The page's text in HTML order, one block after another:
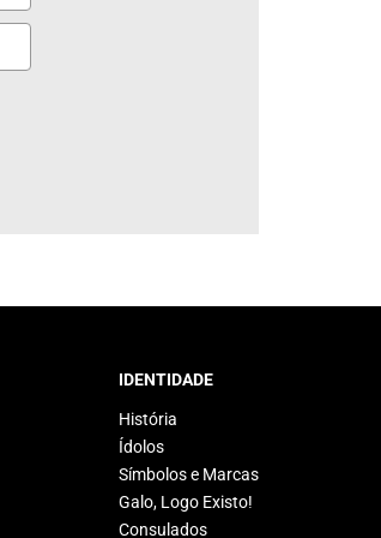
IDENTIDADE
História
Ídolos
Símbolos e Marcas
Galo, Logo Existo!
Consulados